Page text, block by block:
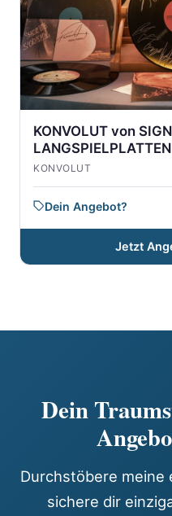
KONVOLUT von
LANGSPIELPLATTEN
KONVOLUT
Dein Angebot?
Jetzt
Dein
Durchstöbere meine
sichere dir